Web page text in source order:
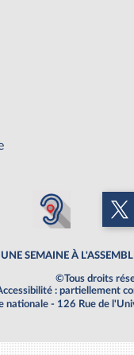
UNE SEMAINE À
©Tous droits
: partiellement
nationale - 126 Rue de